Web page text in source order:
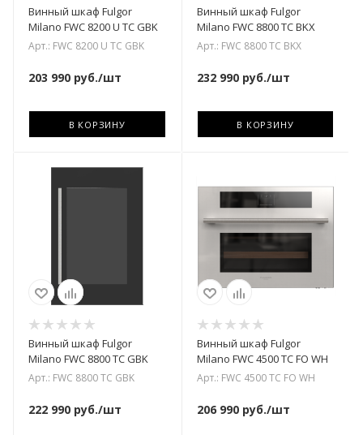
Винный шкаф Fulgor
Milano FWC 8200 U TC GBK
Арт.: FWC 8200 U TC GBK
203 990 руб./шт
В КОРЗИНУ
Винный шкаф Fulgor
Milano FWC 8800 TC BKX
Арт.: FWC 8800 TC BKX
232 990руб./шт
В КОРЗИНУ
Винный шкаф Fulgor
Milano FWC 8800 TC GBK
Арт.: FWC 8800 TC GBK
222 990 руб./шт
Винный шкаф Fulgor
Milano FWC 4500 TC FO WH
Арт.: FWC 4500 TC FO WH
206 990руб./шт